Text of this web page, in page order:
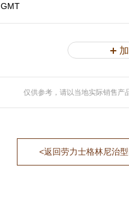
GMT
仅供参考，请以当地实际销售产
<返回劳力士格林尼治